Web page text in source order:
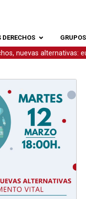
DERECHOS GRUPOS
nuevas alternativas: